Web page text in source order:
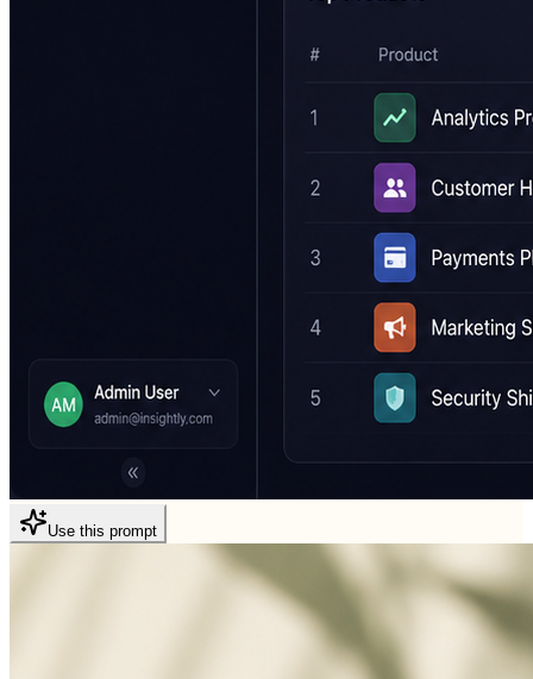
Use this prompt